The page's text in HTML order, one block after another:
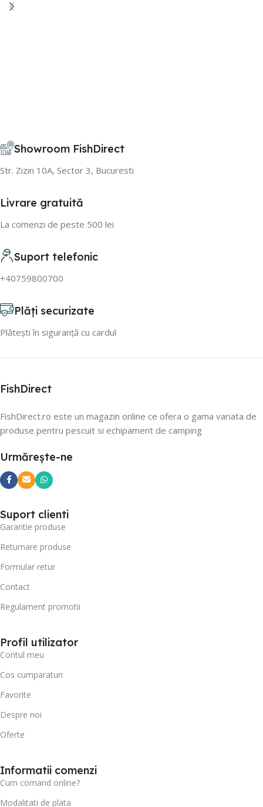
Showroom FishDirect
Str. Zizin 10A, Sector 3, Bucuresti
Livrare gratuită
La comenzi de peste 500 lei
Suport telefonic
+40759800700
Plăți securizate
Plătești în siguranță cu cardul
FishDirect
FishDirect.ro este un magazin online ce ofera o gama variata de
produse pentru pescuit si echipament de camping
Urmărește-ne
Suport clienti
Garantie produse
Returnare produse
Formular retur
Contact
Regulament promotii
Profil utilizator
Contul meu
Cos cumparaturi
Favorite
Despre noi
Oferte
Informatii comenzi
Cum comand online?
Modalitati de plata